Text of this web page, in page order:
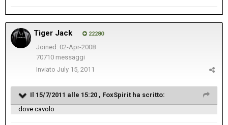
Tiger Jack 22280
Joined: 02-Apr-2008
70710 messaggi
Inviato July 15, 2011
Il 15/7/2011 alle 15:20 , FoxSpirit ha scritto:
dove cavolo